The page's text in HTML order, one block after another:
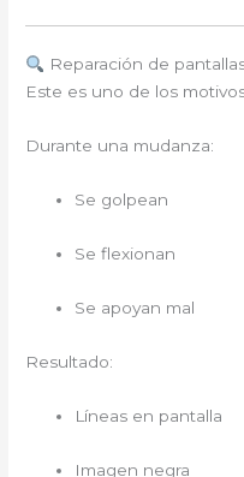
Reparación de
Este es uno de los
Durante una mudanza:
Se golpean
Se flexionan
Se apoyan mal
Resultado:
Líneas en pantalla
Imagen negra